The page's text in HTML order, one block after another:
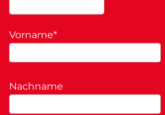
Vorname*
Nachname